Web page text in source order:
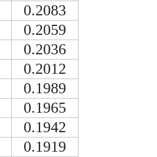
0.2083
0.2059
0.2036
0.2012
0.1989
0.1965
0.1942
0.1919